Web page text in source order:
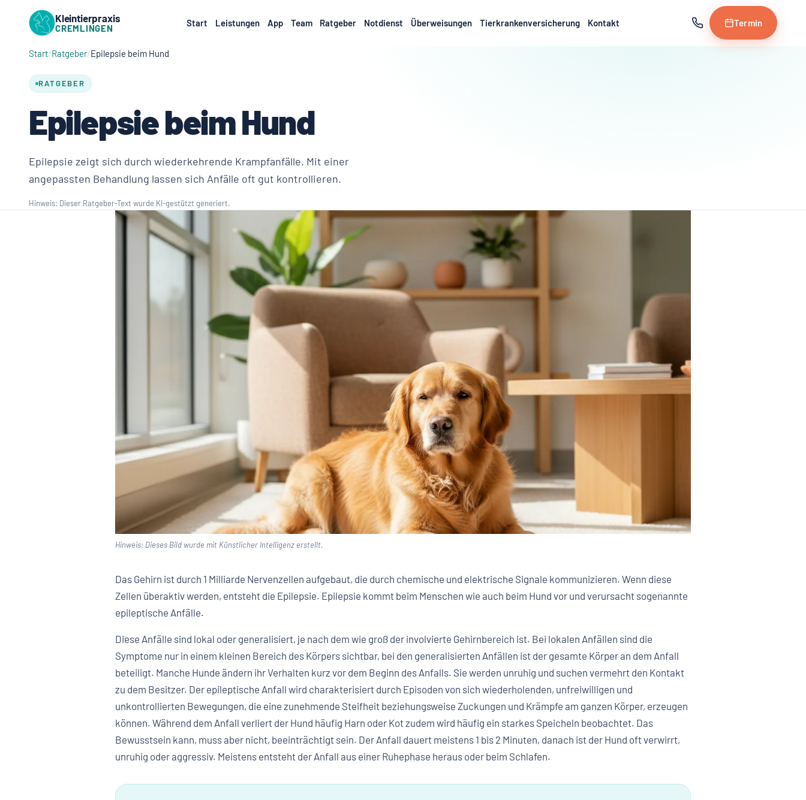
Kleintierpraxis
CREMLINGEN Start Leistungen App Team Ratgeber Notdienst Überweisungen Tierkrankenversicherung Kontakt Termin
Start Ratgeber Epilepsie beim Hund
RATGEBER
Epilepsie beim Hund
Epilepsie zeigt sich durch wiederkehrende Krampfanfälle. Mit einer
angepassten Behandlung lassen sich Anfälle oft gut kontrollieren.
Hinweis: Dieser Ratgeber-Text wurde KI-gestützt generiert.
Hinweis: Dieses Bild wurde mit Künstlicher Intelligenz erstellt.
Das Gehirn ist durch 1 Milliarde Nervenzellen aufgebaut, die durch chemische und elektrische Signale kommunizieren. Wenn diese
Zellen überaktiv werden, entsteht die Epilepsie. Epilepsie kommt beim Menschen wie auch beim Hund vor und verursacht sogenannte
epileptische Anfälle.
Diese Anfälle sind lokal oder generalisiert, je nach dem wie groß der involvierte Gehirnbereich ist. Bei lokalen Anfällen sind die
Symptome nur in einem kleinen Bereich des Körpers sichtbar, bei den generalisierten Anfällen ist der gesamte Körper an dem Anfall
beteiligt. Manche Hunde ändern ihr Verhalten kurz vor dem Beginn des Anfalls. Sie werden unruhig und suchen vermehrt den Kontakt
zu dem Besitzer. Der epileptische Anfall wird charakterisiert durch Episoden von sich wiederholenden, unfreiwilligen und
unkontrollierten Bewegungen, die eine zunehmende Steifheit beziehungsweise Zuckungen und Krämpfe am ganzen Körper, erzeugen
können. Während dem Anfall verliert der Hund häufig Harn oder Kot zudem wird häufig ein starkes Speicheln beobachtet. Das
Bewusstsein kann, muss aber nicht, beeinträchtigt sein. Der Anfall dauert meistens 1 bis 2 Minuten, danach ist der Hund oft verwirrt,
unruhig oder aggressiv. Meistens entsteht der Anfall aus einer Ruhephase heraus oder beim Schlafen.